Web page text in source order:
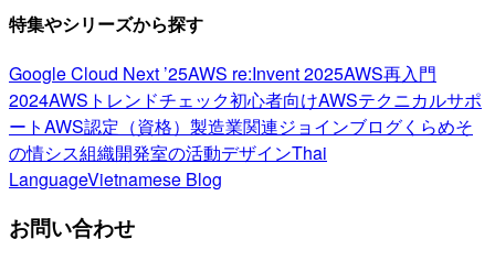
特集やシリーズから探す
Google Cloud Next ’25AWS re:Invent 2025AWS再入門
2024AWSトレンドチェック初心者向けAWSテクニカルサポ
ートAWS認定（資格） 製造業関連ジョインブログくらめそ
の情シス組織開発室の活動デザインThai
LanguageVietnamese Blog
お問い合わせ